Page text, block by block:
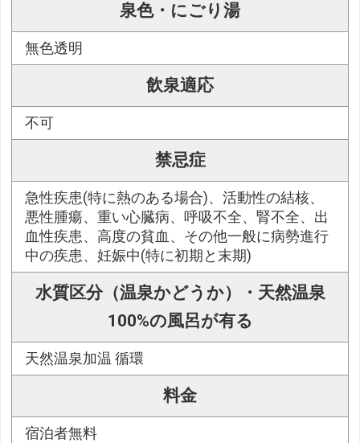
泉色・にごり湯
無色透明
飲泉適応
不可
禁忌症
急性疾患(特に熱のある場合)、活動性の結核、
悪性腫瘍、重い心臓病、呼吸不全、腎不全、出
血性疾患、高度の貧血、その他一般に病勢進行
中の疾患、妊娠中(特に初期と末期)
水質区分（温泉かどうか）・天然温泉
100%の風呂が有る
天然温泉加温 循環
料金
宿泊者無料